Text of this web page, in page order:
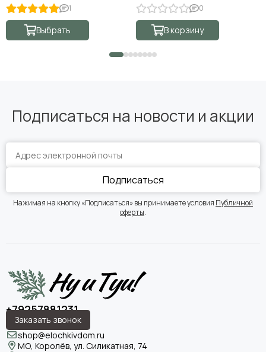
1
Выбрать
0
В корзину
Подписаться на новости и акции
Подписаться
Нажимая на кнопку «Подписаться» вы принимаете условия Публичной
оферты.
+79257881231
Заказать звонок
shop@elochkivdom.ru
МО, Королёв, ул. Силикатная, 74